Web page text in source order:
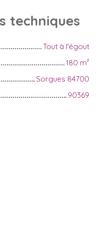
techniques
Tout à l'égout
180 m²
Sorgues 84700
90369